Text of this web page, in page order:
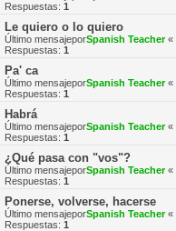
Respuestas: 1
Le quiero o lo quiero
Último mensajeporSpanish Teacher«
Respuestas: 1
Pa' ca
Último mensajeporSpanish Teacher«
Respuestas: 1
Habrá
Último mensajeporSpanish Teacher«
Respuestas: 1
¿Qué pasa con "vos"?
Último mensajeporSpanish Teacher«
Respuestas: 1
Ponerse, volverse, hacerse
Último mensajeporSpanish Teacher«
Respuestas: 1